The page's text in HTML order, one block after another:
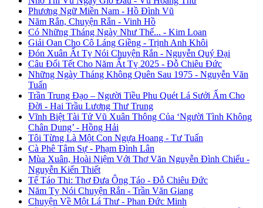
Phương Ngữ Miền Nam - Hồ Đình Vũ
Năm Rắn, Chuyện Rắn - Vinh Hồ
Có Những Tháng Ngày Như Thế... - Kim Loan
Giải Oan Cho Cô Láng Giềng - Trịnh Anh Khôi
Đón Xuân Ất Tỵ Nói Chuyện Rắn - Nguyễn Quý Đại
Câu Đối Tết Cho Năm Ất Tỵ 2025 - Đỗ Chiêu Đức
Những Ngày Tháng Không Quên Sau 1975 - Nguyễn Văn
Tuấn
Trần Trung Đạo – Người Tiều Phu Quét Lá Sưởi Ấm Cho
Đời - Hai Trầu Lương Thư Trung
Vĩnh Biệt Tài Tử Vũ Xuân Thông Của ‘Người Tình Không
Chân Dung’ - Hồng Hải
Tôi Từng Là Một Con Ngựa Hoang - Tư Tuấn
Cà Phê Tâm Sự - Phạm Đình Lân
Mùa Xuân, Hoài Niệm Với Thơ Văn Nguyễn Đình Chiểu -
Nguyễn Kiến Thiết
Tế Táo Thi: Thơ Đưa Ông Táo - Đỗ Chiêu Đức
Năm Tỵ Nói Chuyện Rắn - Trần Văn Giang
Chuyện Về Một Lá Thư - Phan Đức Minh